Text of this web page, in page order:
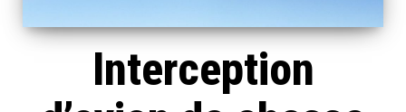
Interception